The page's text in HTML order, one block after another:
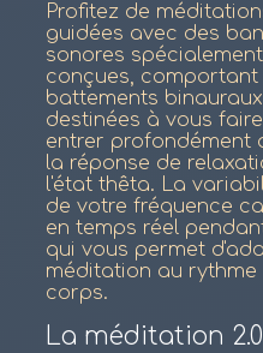
Profitez de
guidées avec des
sonores spécialement
conçues, comportant
battements
destinées à vous faire
entrer profondément
la réponse de
l'état thêta. La
de votre fréquence
en temps réel
qui vous permet
méditation au
corps.
La méditation 2.0